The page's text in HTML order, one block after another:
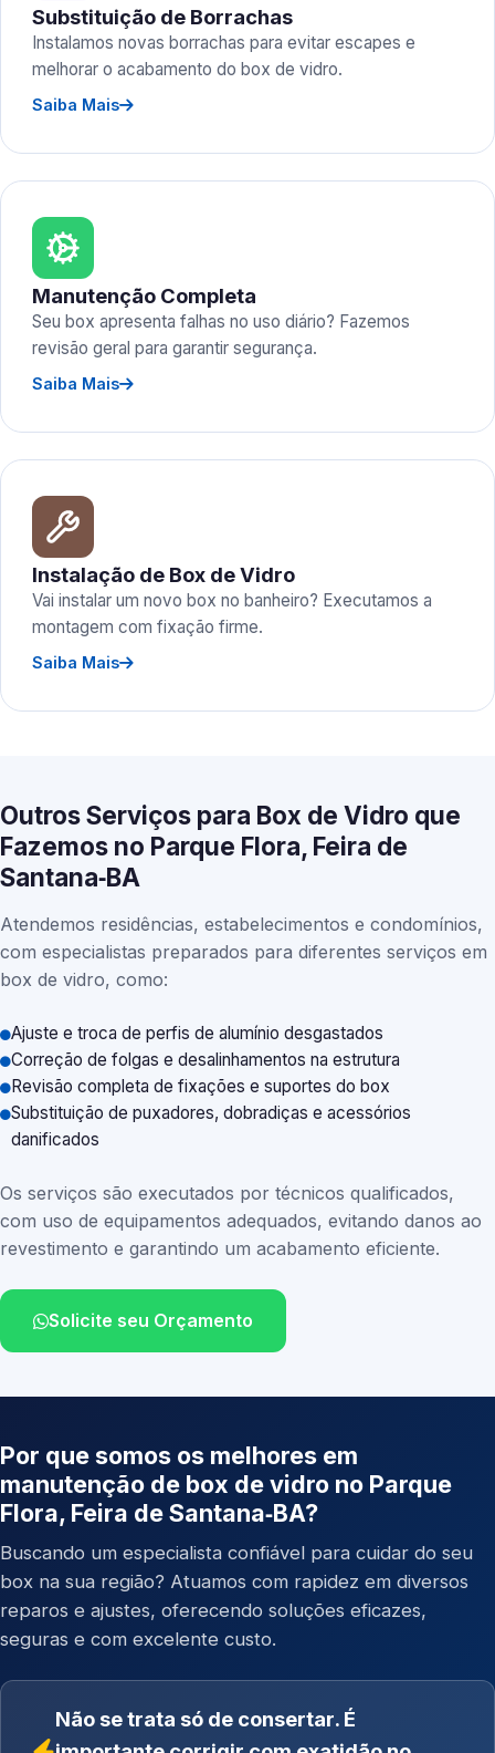
Substituição de Borrachas
Instalamos novas borrachas para evitar escapes e
melhorar o acabamento do box de vidro.
Saiba Mais
Manutenção Completa
Seu box apresenta falhas no uso diário? Fazemos
revisão geral para garantir segurança.
Saiba Mais
Instalação de Box de Vidro
Vai instalar um novo box no banheiro? Executamos a
montagem com fixação firme.
Saiba Mais
Outros Serviços para Box de Vidro que
Fazemos no Parque Flora, Feira de
Santana‑BA
Atendemos residências, estabelecimentos e condomínios,
com especialistas preparados para diferentes serviços em
box de vidro, como:
Ajuste e troca de perfis de alumínio desgastados
Correção de folgas e desalinhamentos na estrutura
Revisão completa de fixações e suportes do box
Substituição de puxadores, dobradiças e acessórios
danificados
Os serviços são executados por técnicos qualificados,
com uso de equipamentos adequados, evitando danos ao
revestimento e garantindo um acabamento eficiente.
Solicite seu Orçamento
Por que somos os melhores em
manutenção de box de vidro no Parque
Flora, Feira de Santana‑BA?
Buscando um especialista confiável para cuidar do seu
box na sua região? Atuamos com rapidez em diversos
reparos e ajustes, oferecendo soluções eficazes,
seguras e com excelente custo.
Não se trata só de consertar. É